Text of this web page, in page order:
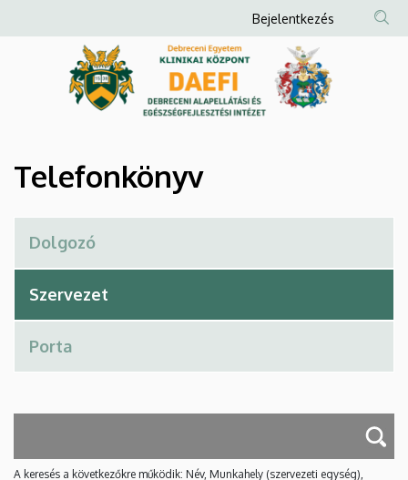
Debreceni
és
Egészségfejlesztési
Intézet
a
Anonim
Felhasználói
fiók
menüje
Bejelentkezés
Telefonkönyv
A keresés a következőkre működik: Név, Munkahely (szervezeti egység),